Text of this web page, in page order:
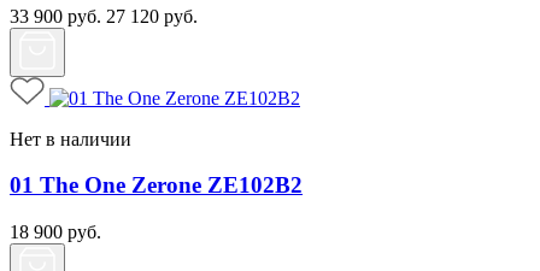
33 900 руб. 27 120 руб.
Нет в наличии
01 The One Zerone ZE102B2
18 900 руб.